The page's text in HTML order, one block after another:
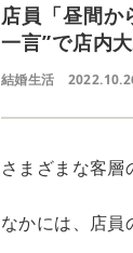
店員「昼間か
一言”で店内
結婚生活
さまざまな客層
なかには、店員